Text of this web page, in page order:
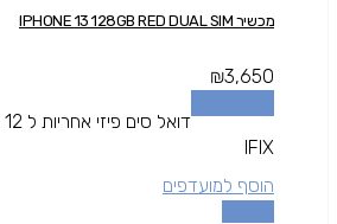
מכשיר IPHONE 13 128GB RED DUAL SIM
₪3,650
IFIX
הוסף למועדפים